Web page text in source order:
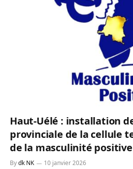
Haut-Uélé : installation
provinciale de la cellule
de la masculinité positive
Bydk NK 10 janvier 2026